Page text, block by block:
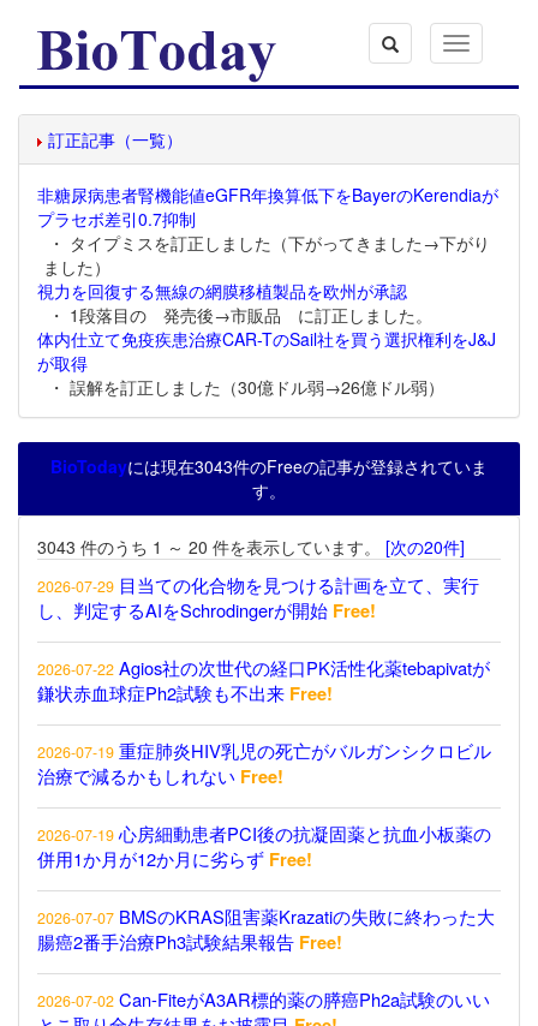
Toggle
navigation
訂正記事（一覧）
非糖尿病患者腎機能値eGFR年換算低下をBayerのKerendiaが
プラセボ差引0.7抑制
・ タイプミスを訂正しました（下がってきました→下がり
ました）
視力を回復する無線の網膜移植製品を欧州が承認
・ 1段落目の 発売後→市販品 に訂正しました。
体内仕立て免疫疾患治療CAR-TのSail社を買う選択権利をJ&J
が取得
・ 誤解を訂正しました（30億ドル弱→26億ドル弱）
BioTodayには現在3043件のFreeの記事が登録されていま
す。
3043 件のうち 1 ～ 20 件を表示しています。 [次の20件]
2026-07-29 目当ての化合物を見つける計画を立て、実行
し、判定するAIをSchrodingerが開始 Free!
2026-07-22 Agios社の次世代の経口PK活性化薬tebapivatが
鎌状赤血球症Ph2試験も不出来 Free!
2026-07-19 重症肺炎HIV乳児の死亡がバルガンシクロビル
治療で減るかもしれない Free!
2026-07-19 心房細動患者PCI後の抗凝固薬と抗血小板薬の
併用1か月が12か月に劣らず Free!
2026-07-07 BMSのKRAS阻害薬Krazatiの失敗に終わった大
腸癌2番手治療Ph3試験結果報告 Free!
2026-07-02 Can-FiteがA3AR標的薬の膵癌Ph2a試験のいい